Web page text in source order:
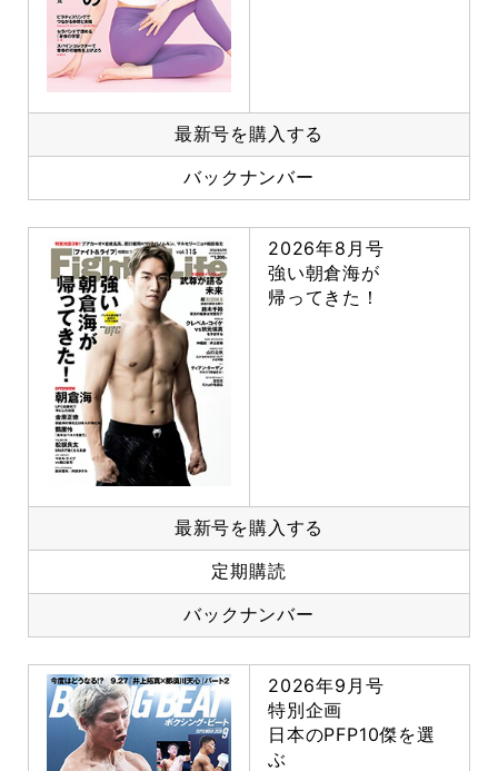
最新号を購入する
バックナンバー
2026年8月号
強い朝倉海が
帰ってきた！
最新号を購入する
定期購読
バックナンバー
2026年9月号
特別企画
日本のPFP10傑を選
ぶ